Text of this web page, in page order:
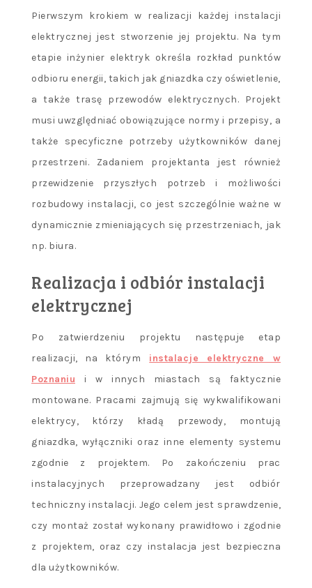
Pierwszym krokiem w realizacji każdej instalacji
elektrycznej jest stworzenie jej projektu. Na tym
etapie inżynier elektryk określa rozkład punktów
odbioru energii, takich jak gniazdka czy oświetlenie,
a także trasę przewodów elektrycznych. Projekt
musi uwzględniać obowiązujące normy i przepisy, a
także specyficzne potrzeby użytkowników danej
przestrzeni. Zadaniem projektanta jest również
przewidzenie przyszłych potrzeb i możliwości
rozbudowy instalacji, co jest szczególnie ważne w
dynamicznie zmieniających się przestrzeniach, jak
np. biura.
Realizacja i odbiór instalacji
elektrycznej
Po zatwierdzeniu projektu następuje etap
realizacji, na którym
instalacje elektryczne w
Poznaniu i w innych miastach są faktycznie
montowane. Pracami zajmują się wykwalifikowani
elektrycy, którzy kładą przewody, montują
gniazdka, wyłączniki oraz inne elementy systemu
zgodnie z projektem. Po zakończeniu prac
instalacyjnych przeprowadzany jest odbiór
techniczny instalacji. Jego celem jest sprawdzenie,
czy montaż został wykonany prawidłowo i zgodnie
z projektem, oraz czy instalacja jest bezpieczna
dla użytkowników.